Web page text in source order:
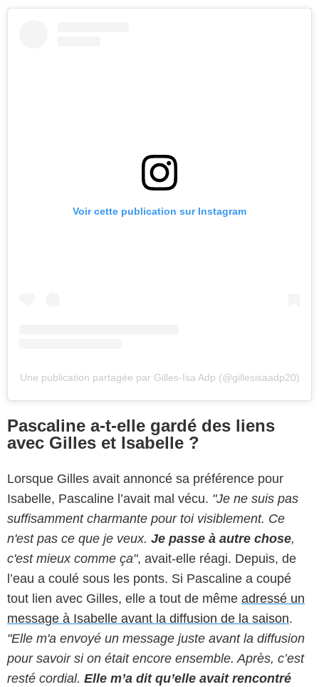
Voir cette publication sur Instagram
Une publication partagée par Gilles-Isa Adp (@gillesisaadp20)
Pascaline a-t-elle gardé des liens
avec Gilles et Isabelle ?
Lorsque Gilles avait annoncé sa préférence pour
Isabelle, Pascaline l’avait mal vécu. "Je ne suis pas
suffisamment charmante pour toi visiblement. Ce
n'est pas ce que je veux. Je passe à autre chose,
c'est mieux comme ça", avait-elle réagi. Depuis, de
l’eau a coulé sous les ponts. Si Pascaline a coupé
tout lien avec Gilles, elle a tout de même adressé un
message à Isabelle avant la diffusion de la saison.
"Elle m'a envoyé un message juste avant la diffusion
pour savoir si on était encore ensemble. Après, c’est
resté cordial. Elle m’a dit qu’elle avait rencontré